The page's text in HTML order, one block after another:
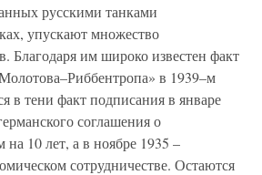
русскими танками
упускают множество
Благодаря им широко известен факт
в 1939–м
в тени факт подписания в январе
соглашения о
на 10 лет, а в ноябре 1935 –
сотрудничестве. Остаются